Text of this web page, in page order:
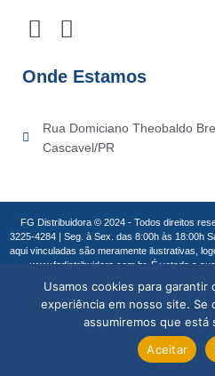
F
c
b
o
k
I
s
a
g
a
m
Onde Estamos
Rua Domiciano Theobaldo
Cascavel/PR
FG Distribuidora © 2024 - Todos direitos
3225-4284 | Seg. à Sex. das 8:00h às 18:00h
aqui vinculadas são meramente ilustrativas,
www.fgdistribuidora.com.br. É vetada a
Mobimkt Agência
Usamos cookies para
experiência em nosso site. Se
assumiremos que está
Aceitar